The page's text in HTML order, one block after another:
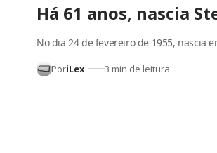
Há 61 anos, nascia
No dia 24 de fevereiro de 1955, nascia
PoriLex 3 min de leitura